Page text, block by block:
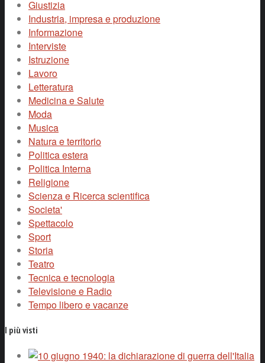
Giustizia
Industria, impresa e produzione
Informazione
Interviste
Istruzione
Lavoro
Letteratura
Medicina e Salute
Moda
Musica
Natura e territorio
Politica estera
Politica Interna
Religione
Scienza e Ricerca scientifica
Societa'
Spettacolo
Sport
Storia
Teatro
Tecnica e tecnologia
Televisione e Radio
Tempo libero e vacanze
I più visti